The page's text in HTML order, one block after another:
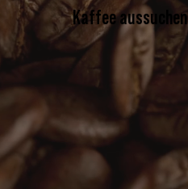
Kaffee aussuchen